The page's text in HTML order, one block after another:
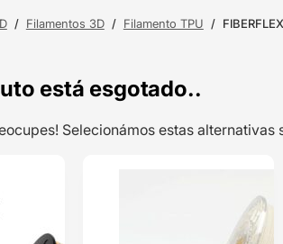
/ Filamentos 3D / Filamento TPU /
está esgotado..
Selecionámos estas
82A
–
ENVIO 24H